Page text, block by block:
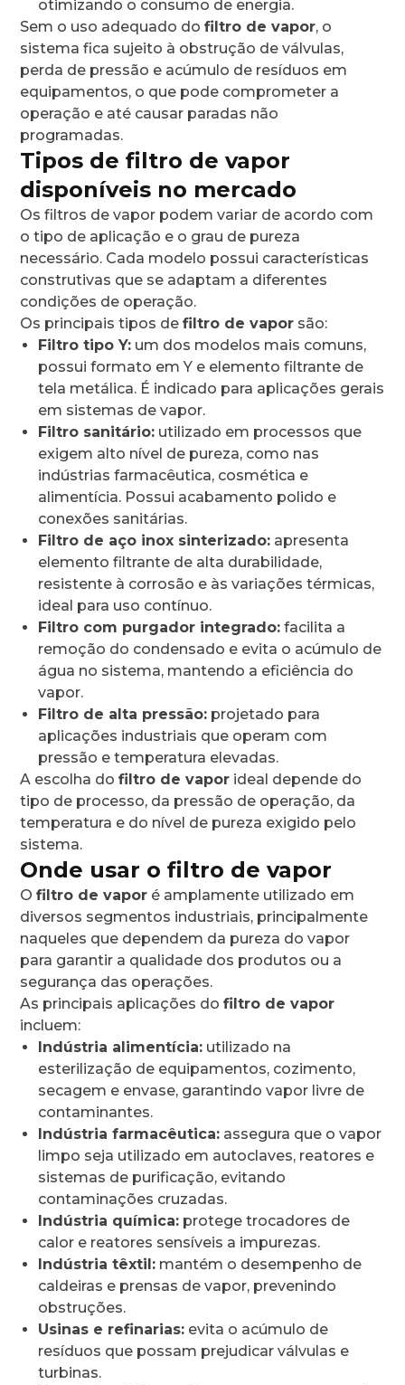
otimizando o consumo de energia.
Sem o uso adequado dofiltro de vapor, o
sistema fica sujeito à obstrução de válvulas,
perda de pressão e acúmulo de resíduos em
equipamentos, o que pode comprometer a
operação e até causar paradas não
programadas.
Tipos de filtro de vapor
disponíveis no mercado
Os filtros de vapor podem variar de acordo com
o tipo de aplicação e o grau de pureza
necessário. Cada modelo possui características
construtivas que se adaptam a diferentes
condições de operação.
Os principais tipos defiltro de vapor são:
Filtro tipo Y: um dos modelos mais comuns,
possui formato em Y e elemento filtrante de
tela metálica. É indicado para aplicações gerais
em sistemas de vapor.
Filtro sanitário: utilizado em processos que
exigem alto nível de pureza, como nas
indústrias farmacêutica, cosmética e
alimentícia. Possui acabamento polido e
conexões sanitárias.
Filtro de aço inox sinterizado: apresenta
elemento filtrante de alta durabilidade,
resistente à corrosão e às variações térmicas,
ideal para uso contínuo.
Filtro com purgador integrado: facilita a
remoção do condensado e evita o acúmulo de
água no sistema, mantendo a eficiência do
vapor.
Filtro de alta pressão: projetado para
aplicações industriais que operam com
pressão e temperatura elevadas.
A escolha dofiltro de vapor ideal depende do
tipo de processo, da pressão de operação, da
temperatura e do nível de pureza exigido pelo
sistema.
Onde usar o filtro de vapor
Ofiltro de vapor é amplamente utilizado em
diversos segmentos industriais, principalmente
naqueles que dependem da pureza do vapor
para garantir a qualidade dos produtos ou a
segurança das operações.
As principais aplicações dofiltro de vapor
incluem:
Indústria alimentícia: utilizado na
esterilização de equipamentos, cozimento,
secagem e envase, garantindo vapor livre de
contaminantes.
Indústria farmacêutica: assegura que o vapor
limpo seja utilizado em autoclaves, reatores e
sistemas de purificação, evitando
contaminações cruzadas.
Indústria química: protege trocadores de
calor e reatores sensíveis a impurezas.
Indústria têxtil: mantém o desempenho de
caldeiras e prensas de vapor, prevenindo
obstruções.
Usinas e refinarias: evita o acúmulo de
resíduos que possam prejudicar válvulas e
turbinas.